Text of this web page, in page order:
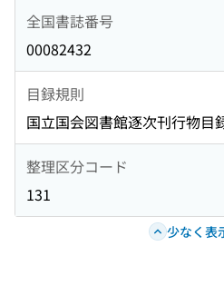
全国書誌番号
00082432
目録規則
国立国会図書館逐次刊行物目
整理区分コード
131
少なく表